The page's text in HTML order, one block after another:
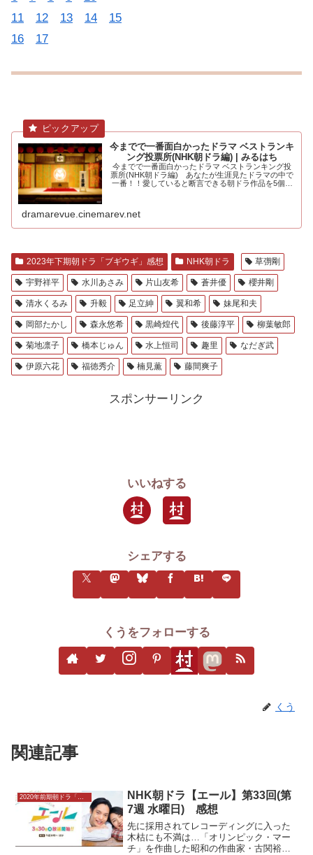
11
12 13 14
15
16
17
今までで一番面白かったドラマ ベストランキ
ング投票所(NHK朝ドラ編) | みるはち
今までで一番面白かったドラマ ベストランキング投
票所(NHK朝ドラ編) あなたが生涯見たドラマの中で
一番！！愛していると断言できる朝ドラ作品を5個選
dramarevue.cinemarev.net
2023年下期朝ドラ「ブギウギ」感想 NHK朝ドラ 草彅剛
宇野祥平 水川あさみ 片山友希 蒼井優 櫻井剛
清水くるみ 升毅 足立紳 翼和希 妹尾和夫
岡部たかし 森永悠希 黒崎煌代 後藤淳平 柳葉敏郎
菊地凛子 橋本じゅん 水上恒司 趣里 なだぎ武
伊原六花 福徳秀介 楠見薫 藤間爽子
スポンサーリンク
いいねする
シェアする
くうをフォローする
くう
関連記事
2020年前期朝ドラ「エール」感想
NHK朝ドラ【エール】第33回(第
7週 水曜日) 感想
先に採用されてレコーディングに入った
木枯にも不満は…「オリンピック・マー
チ」を作曲した昭和の作曲家・古関裕而